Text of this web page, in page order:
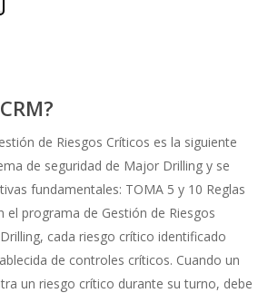
de Riesgos Críticos es la siguiente
de seguridad de Major Drilling y se
fundamentales: TOMA 5 y 10 Reglas
el programa de Gestión de Riesgos
cada riesgo crítico identificado
de controles críticos. Cuando un
un riesgo crítico durante su turno, debe